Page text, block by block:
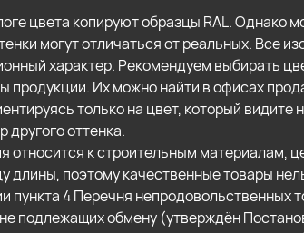
цвета копируют образцы RAL. Однако
могут отличаться от реальных. Все
характер. Рекомендуем выбирать
продукции. Их можно найти в офисах
только на цвет, который видите
другого оттенка.
относится к строительным материалам,
длины, поэтому качественные товары
пункта 4 Перечня непродовольственных
подлежащих обмену (утверждён